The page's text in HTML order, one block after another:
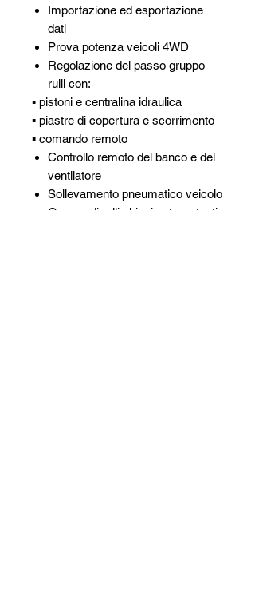
Importazione ed esportazione
dati
Prova potenza veicoli 4WD
Regolazione del passo gruppo
rulli con:
▪ pistoni e centralina idraulica
▪ piastre di copertura e scorrimento
▪ comando remoto
Controllo remoto del banco e del
ventilatore
Sollevamento pneumatico veicolo
Gruppo di rulli chiusi autoportanti